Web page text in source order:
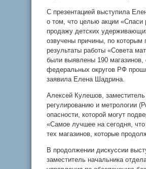
С презентацией выступила
о том, что целью акции «Спаси
продажу детских
озвучены причины, по которым
результаты работы «Совета
были выявлены 190
федеральных округов РФ
заявила Елена Шадрина.
Алексей Кулешов, заместитель
регулированию и метрологии
опасности, которой могут
«Самое лучшее на сегодня,
тех магазинов, которые
В продолжении дискуссии
заместитель начальника